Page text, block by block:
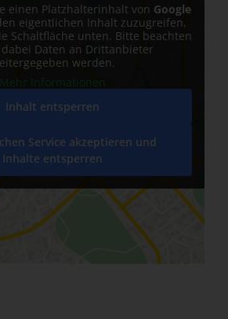
einen Platzhalterinhalt von Google
eigentlichen Inhalt zuzugreifen,
Schaltfläche unten. Bitte beachten
dabei Daten an Drittanbieter
werden.
Mehr Informationen
Inhalt entsperren
Service akzeptieren und
Inhalte entsperren